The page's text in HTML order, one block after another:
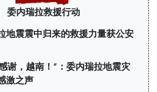
委内瑞拉救援行动
地震震中归来的救援力量获公安
谢，越南！”：委内瑞拉地震灾
激之声